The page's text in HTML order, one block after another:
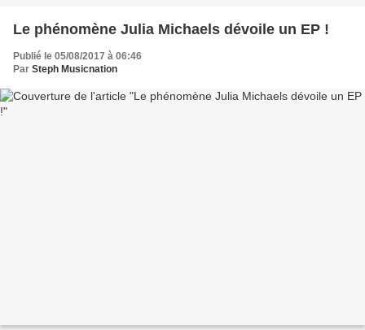
Le phénomène Julia Michaels dévoile un EP !
Publié le 05/08/2017 à 06:46
Par Steph Musicnation